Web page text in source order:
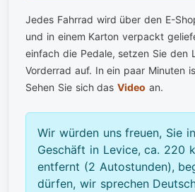
Jedes Fahrrad wird über den E-
und in einem Karton verpackt
einfach die Pedale, setzen Sie den
Vorderrad auf. In ein paar Minuten
Sehen Sie sich dasVideo an.
Wir würden uns freuen, Sie
Geschäft in Levice, ca. 220
entfernt (2 Autostunden),
dürfen, wir sprechen